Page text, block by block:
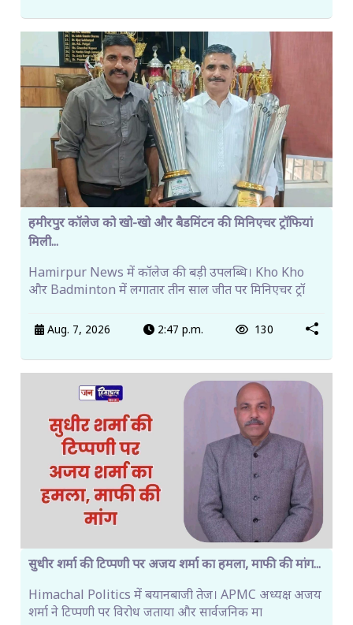
हमीरपुर कॉलेज को खो-खो और बैडमिंटन की मिनिएचर ट्रॉफियां
मिली...
Hamirpur News में कॉलेज की बड़ी उपलब्धि। Kho Kho
और Badminton में लगातार तीन साल जीत पर मिनिएचर ट्रॉ
Aug. 7, 2026 2:47 p.m. 130
सुधीर शर्मा की टिप्पणी पर अजय शर्मा का हमला, माफी की मांग...
Himachal Politics में बयानबाजी तेज। APMC अध्यक्ष अजय
शर्मा ने टिप्पणी पर विरोध जताया और सार्वजनिक मा